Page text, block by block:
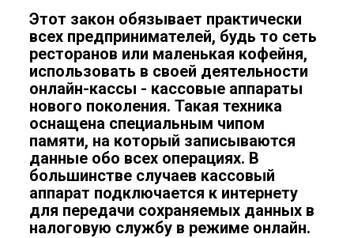
Этот закон обязывает практически
всех предпринимателей, будь то сеть
ресторанов или маленькая кофейня,
использовать в своей деятельности
онлайн-кассы - кассовые аппараты
нового поколения. Такая техника
оснащена специальным чипом
памяти, на который записываются
данные обо всех операциях. В
большинстве случаев кассовый
аппарат подключается к интернету
для передачи сохраняемых данных в
налоговую службу в режиме онлайн.